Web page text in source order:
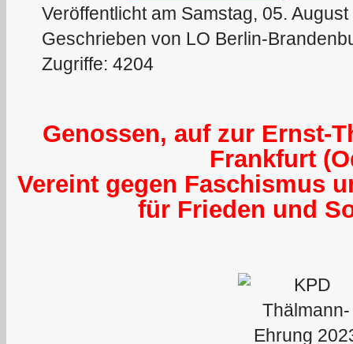
Veröffentlicht am Samstag, 05.
Geschrieben von LO Berlin-
Zugriffe: 4204
Genossen, auf zur Ernst-
Frankfurt
Vereint gegen Faschismus
für Frieden und